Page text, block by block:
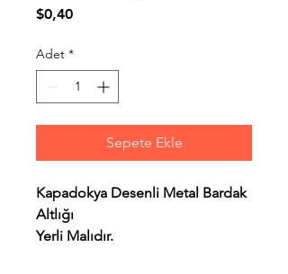
$0,40Fiyat
Adet *
Sepete Ekle
Kapadokya Desenli Metal Bardak
Altlığı
Yerli Malıdır.